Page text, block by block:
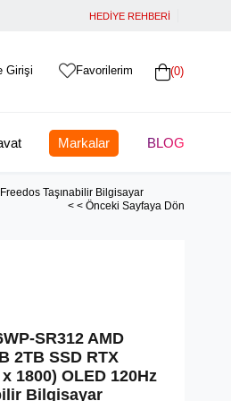
HEDİYE REHBERİ
0
Favorilerim
Girişi
Markalar BLOG
Taşınabilir Bilgisayar
< < Önceki Sayfaya Dön
SR312 AMD
2TB SSD RTX
1800) OLED 120Hz
Bilgisayar